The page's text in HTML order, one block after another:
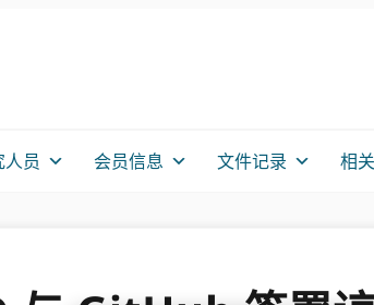
员 会员信息 文件记录 相